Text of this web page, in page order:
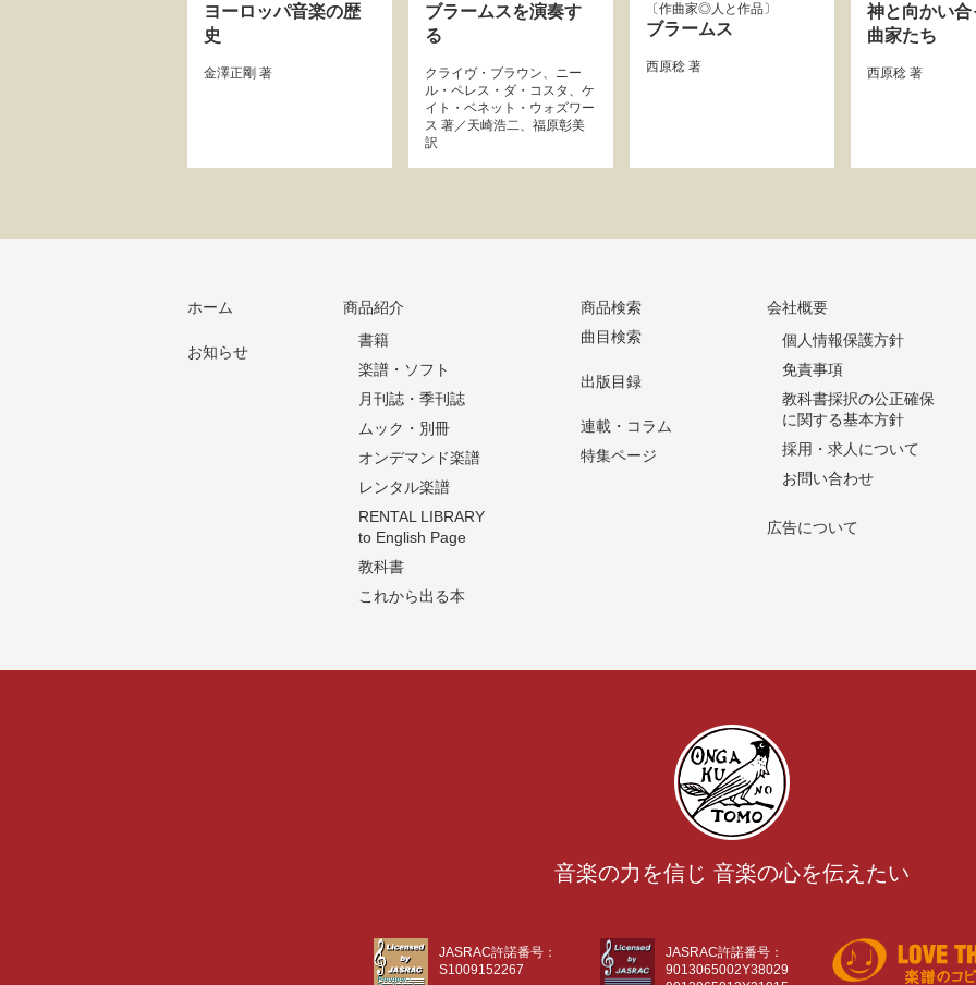
ヨーロッパ音楽の歴
史
金澤正剛 著
ブラームスを演奏す
る
クライヴ・ブラウン、 ニー
ル・ペレス・ダ・コスタ 、 ケ
イト・ベネット・ウォズワー
ス 著／ 天崎浩二、 福原彰美
訳
作曲家◎人と作品
ブラームス
西原稔 著
神と向かい合
曲家たち
西原稔 著
ホーム
お知らせ
商品紹介
書籍
楽譜・ソフト
月刊誌・季刊誌
ムック・別冊
オンデマンド楽譜
レンタル楽譜
RENTAL LIBRARY
to English Page
教科書
これから出る本
商品検索
曲目検索
出版目録
連載・コラム
特集ページ
会社概要
個人情報保護方針
免責事項
教科書採択の公正確保
に関する基本方針
採用・求人について
お問い合わせ
広告について
音楽の力を信じ 音楽の心を伝えたい
JASRAC許諾番号：
S1009152267
JASRAC許諾番号：
9013065002Y38029